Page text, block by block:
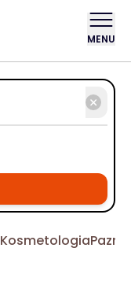
MENU
Kosmetologia